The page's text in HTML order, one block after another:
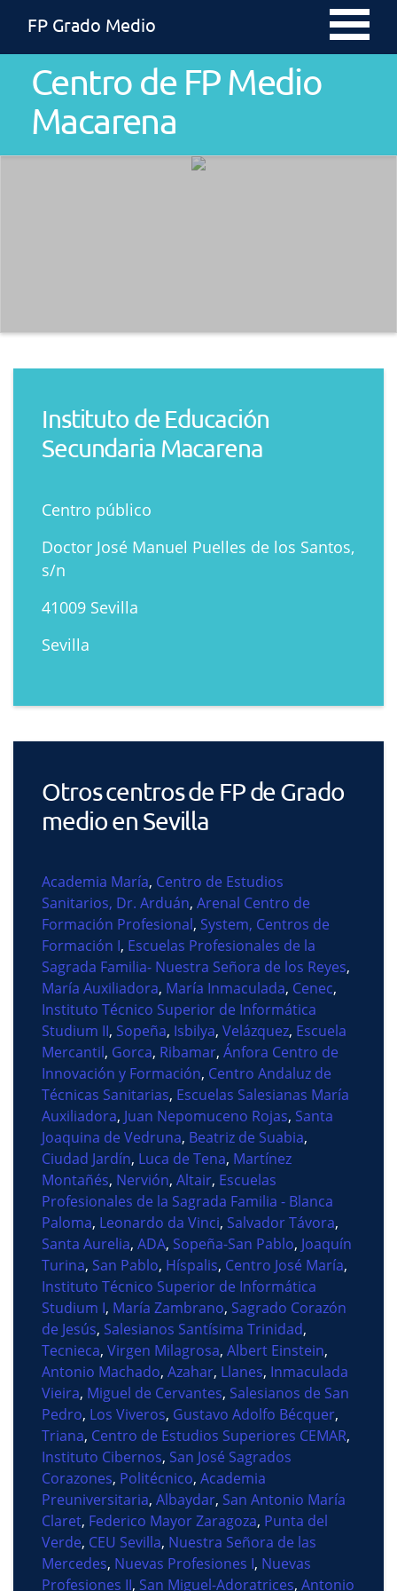
FP Grado Medio
Centro de FP Medio
Macarena
Instituto de Educación
Secundaria Macarena
Centro público
Doctor José Manuel Puelles de los Santos,
s/n
41009 Sevilla
Sevilla
Otros centros de FP de Grado
medio en Sevilla
Academia María, Centro de Estudios
Sanitarios, Dr. Arduán, Arenal Centro de
Formación Profesional, System, Centros de
Formación I, Escuelas Profesionales de la
Sagrada Familia- Nuestra Señora de los Reyes,
María Auxiliadora, María Inmaculada, Cenec,
Instituto Técnico Superior de Informática
Studium II, Sopeña, Isbilya, Velázquez, Escuela
Mercantil, Gorca, Ribamar, Ánfora Centro de
Innovación y Formación, Centro Andaluz de
Técnicas Sanitarias, Escuelas Salesianas María
Auxiliadora, Juan Nepomuceno Rojas, Santa
Joaquina de Vedruna, Beatriz de Suabia,
Ciudad Jardín, Luca de Tena, Martínez
Montañés, Nervión, Altair, Escuelas
Profesionales de la Sagrada Familia - Blanca
Paloma, Leonardo da Vinci, Salvador Távora,
Santa Aurelia, ADA, Sopeña-San Pablo, Joaquín
Turina, San Pablo, Híspalis, Centro José María,
Instituto Técnico Superior de Informática
Studium I, María Zambrano, Sagrado Corazón
de Jesús, Salesianos Santísima Trinidad,
Tecnieca, Virgen Milagrosa, Albert Einstein,
Antonio Machado, Azahar, Llanes, Inmaculada
Vieira, Miguel de Cervantes, Salesianos de San
Pedro, Los Viveros, Gustavo Adolfo Bécquer,
Triana, Centro de Estudios Superiores CEMAR,
Instituto Cibernos, San José Sagrados
Corazones, Politécnico, Academia
Preuniversitaria, Albaydar, San Antonio María
Claret, Federico Mayor Zaragoza, Punta del
Verde, CEU Sevilla, Nuestra Señora de las
Mercedes, Nuevas Profesiones I, Nuevas
Profesiones II, San Miguel-Adoratrices, Antonio